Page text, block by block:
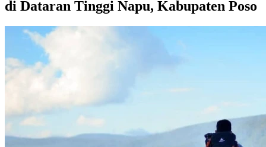
di Dataran Tinggi Napu, Kabupaten Poso